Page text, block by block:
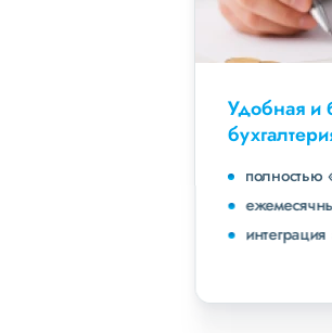
Удобная и безопасная
полностью «белая бухгалтерия»
ежемесячные сверки расчетов с
интеграция заявок с 1С